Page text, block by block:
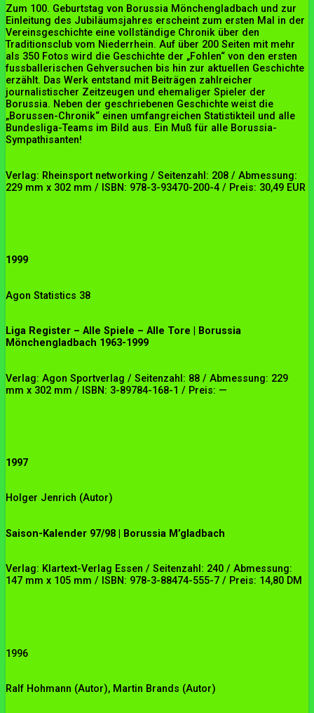
Zum 100. Geburtstag von Borussia Mönchengladbach und zur
Einleitung des Jubiläumsjahres erscheint zum ersten Mal in der
Vereinsgeschichte eine vollständige Chronik über den
Traditionsclub vom Niederrhein. Auf über 200 Seiten mit mehr
als 350 Fotos wird die Geschichte der „Fohlen“ von den ersten
fussballerischen Gehversuchen bis hin zur aktuellen Geschichte
erzählt. Das Werk entstand mit Beiträgen zahlreicher
journalistischer Zeitzeugen und ehemaliger Spieler der
Borussia. Neben der geschriebenen Geschichte weist die
„Borussen-Chronik“ einen umfangreichen Statistikteil und alle
Bundesliga-Teams im Bild aus. Ein Muß für alle Borussia-
Sympathisanten!
Verlag: Rheinsport networking / Seitenzahl: 208 / Abmessung:
229 mm x 302 mm / ISBN: 978-3-93470-200-4 / Preis: 30,49 EUR
1999
Agon Statistics 38
Liga Register – Alle Spiele – Alle Tore | Borussia
Mönchengladbach 1963-1999
Verlag: Agon Sportverlag / Seitenzahl: 88 / Abmessung: 229
mm x 302 mm / ISBN: 3-89784-168-1 / Preis: —
1997
Holger Jenrich (Autor)
Saison-Kalender 97/98 | Borussia M’gladbach
Verlag: Klartext-Verlag Essen / Seitenzahl: 240 / Abmessung:
147 mm x 105 mm / ISBN: 978-3-88474-555-7 / Preis: 14,80 DM
1996
Ralf Hohmann (Autor), Martin Brands (Autor)